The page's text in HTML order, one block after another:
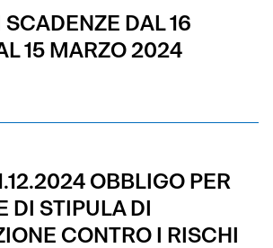
DAL 16
15 MARZO 2024
OBBLIGO PER
DI STIPULA DI
CONTRO I RISCHI